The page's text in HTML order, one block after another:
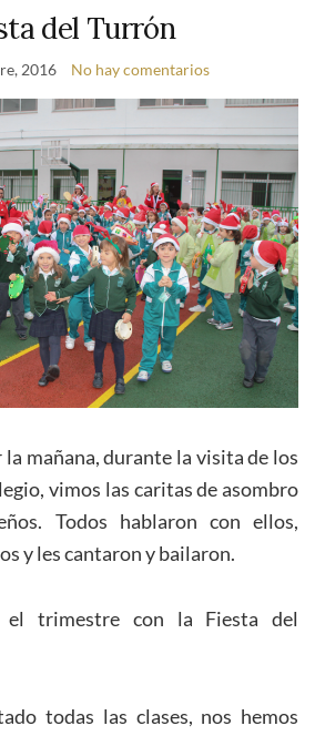
del Turrón
2016 No hay comentarios
la mañana, durante la visita de los
vimos las caritas de asombro
Todos hablaron con ellos,
y les cantaron y bailaron.
el trimestre con la Fiesta del
todas las clases, nos hemos